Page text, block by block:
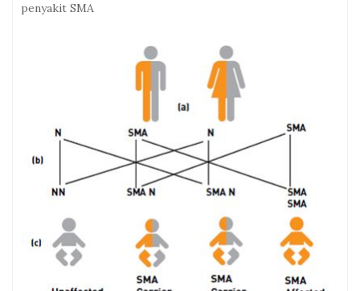
penyakit SMA